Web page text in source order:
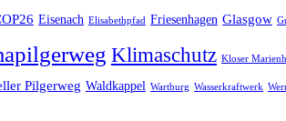
Eisenach Elisabethpfad Friesenhagen Glasgow
Klimaschutz Kloser
Pilgerweg Waldkappel Wartburg Wasserkraftwerk